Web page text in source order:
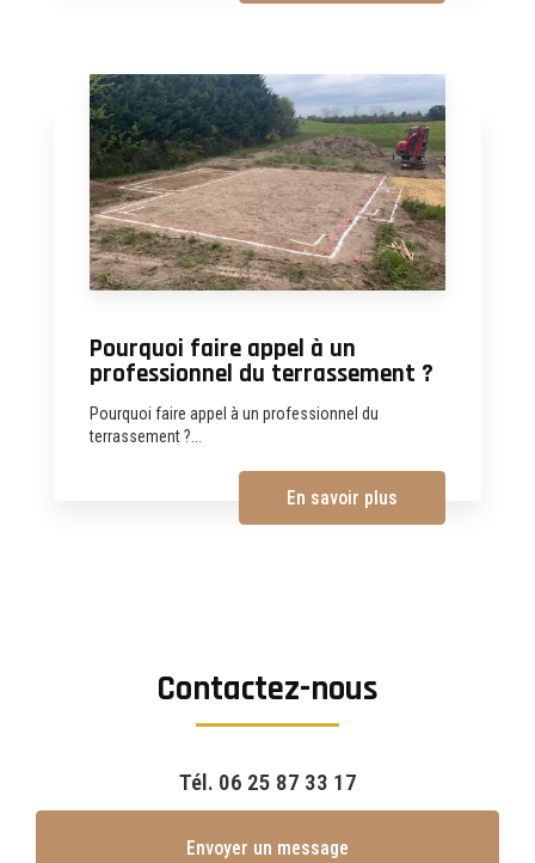
Pourquoi faire appel à un
professionnel du terrassement ?
Pourquoi faire appel à un professionnel du
terrassement ?...
En savoir plus
Contactez-nous
Tél. 06 25 87 33 17
Envoyer un message